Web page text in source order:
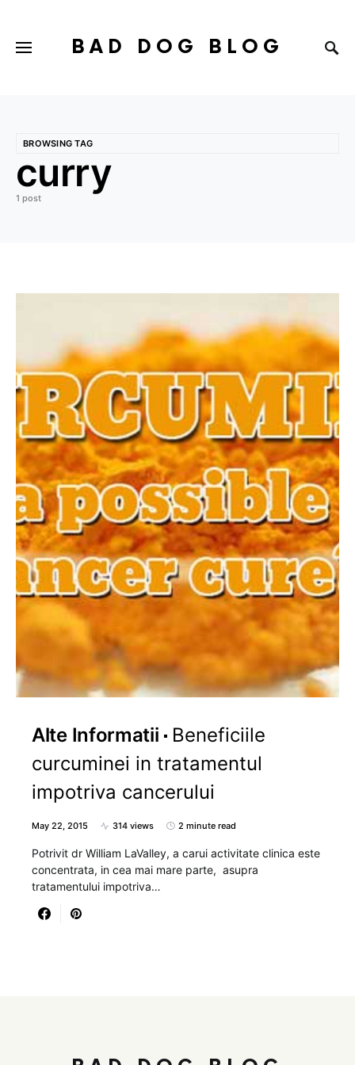
BAD DOG BLOG
BROWSING TAG
curry
1 post
Alte Informatii
Beneficiile
curcuminei in tratamentul
impotriva cancerului
May 22, 2015 314 views 2 minute read
Potrivit dr William LaValley, a carui activitate clinica este
concentrata, in cea mai mare parte, asupra
tratamentului impotriva…